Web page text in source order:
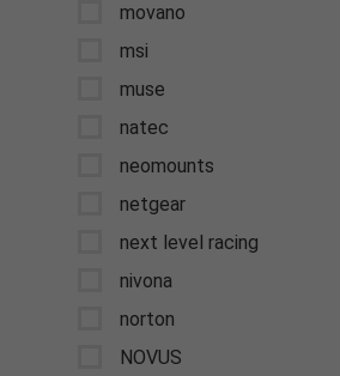
movano
msi
muse
natec
neomounts
netgear
next level racing
nivona
norton
NOVUS